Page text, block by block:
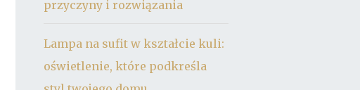
przyczyny i rozwiązania
Lampa na sufit w kształcie kuli:
oświetlenie, które podkreśla